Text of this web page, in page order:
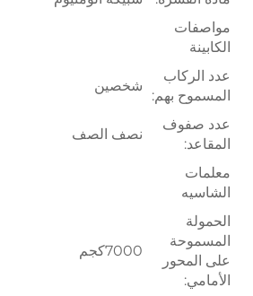
مواصفات
الكابينة
عدد الركاب
المسموح بهم:
شخصين
عدد صفوف
المقاعد:
نصف الصف
معلمات
الشاسيه
الحمولة
المسموحة
على المحور
الأمامي:
7000كجم